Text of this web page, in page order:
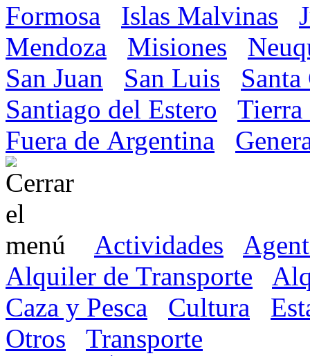
Formosa
Islas Malvinas
Mendoza
Misiones
San Juan
San Luis
Santiago del Estero
Tierra
Fuera de Argentina
Actividades
Alquiler de Transporte
Caza y Pesca
Cultura
Otros
Transporte